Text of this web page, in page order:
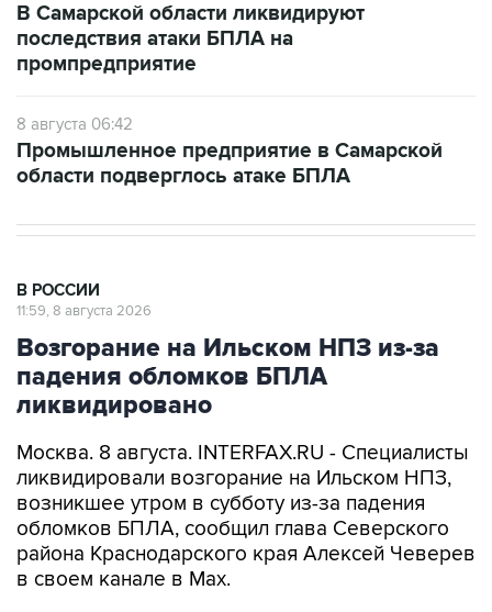
В Самарской области ликвидируют
последствия атаки БПЛА на
промпредприятие
8 августа 06:42
Промышленное предприятие в Самарской
области подверглось атаке БПЛА
В РОССИИ
11:59, 8 августа 2026
Возгорание на Ильском НПЗ из-за
падения обломков БПЛА
ликвидировано
Москва. 8 августа. INTERFAX.RU - Специалисты
ликвидировали возгорание на Ильском НПЗ,
возникшее утром в субботу из-за падения
обломков БПЛА, сообщил глава Северского
района Краснодарского края Алексей Чеверев
в своем канале в Max.